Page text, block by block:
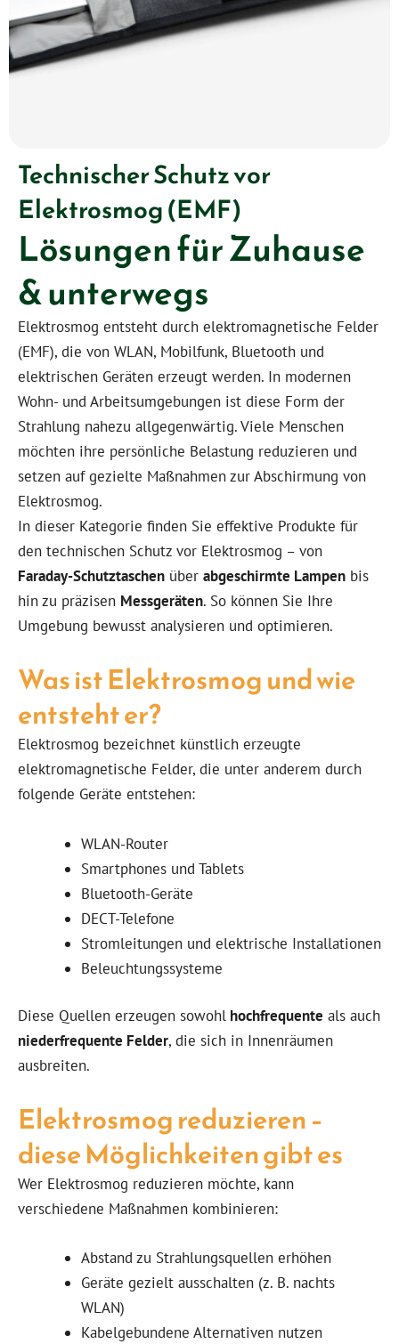
Technischer Schutz vor
Elektrosmog (EMF)
Lösungen für Zuhause
& unterwegs
Elektrosmog entsteht durch elektromagnetische Felder
(EMF), die von WLAN, Mobilfunk, Bluetooth und
elektrischen Geräten erzeugt werden. In modernen
Wohn- und Arbeitsumgebungen ist diese Form der
Strahlung nahezu allgegenwärtig. Viele Menschen
möchten ihre persönliche Belastung reduzieren und
setzen auf gezielte Maßnahmen zur Abschirmung von
Elektrosmog.
In dieser Kategorie finden Sie effektive Produkte für
den technischen Schutz vor Elektrosmog – von
Faraday-Schutztaschen über abgeschirmte Lampen bis
hin zu präzisen Messgeräten. So können Sie Ihre
Umgebung bewusst analysieren und optimieren.
Was ist Elektrosmog und wie
entsteht er?
Elektrosmog bezeichnet künstlich erzeugte
elektromagnetische Felder, die unter anderem durch
folgende Geräte entstehen:
WLAN-Router
Smartphones und Tablets
Bluetooth-Geräte
DECT-Telefone
Stromleitungen und elektrische Installationen
Beleuchtungssysteme
Diese Quellen erzeugen sowohl hochfrequente als auch
niederfrequente Felder, die sich in Innenräumen
ausbreiten.
Elektrosmog reduzieren –
diese Möglichkeiten gibt es
Wer Elektrosmog reduzieren möchte, kann
verschiedene Maßnahmen kombinieren:
Abstand zu Strahlungsquellen erhöhen
Geräte gezielt ausschalten (z. B. nachts
WLAN)
Kabelgebundene Alternativen nutzen